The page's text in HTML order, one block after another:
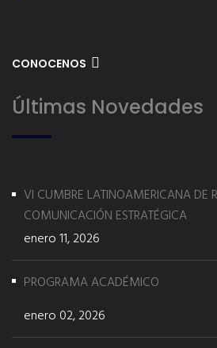
CONOCENOS
Últimas Novedades
VI CUMBRE LATINOAMERICANA DE
COMUNICACIÓN ESTRATÉGICA
enero 11, 2026
PROGRAMA ACADÉMICO
enero 02, 2026